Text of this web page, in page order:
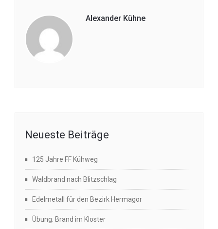
Alexander Kühne
Neueste Beiträge
125 Jahre FF Kühweg
Waldbrand nach Blitzschlag
Edelmetall für den Bezirk Hermagor
Übung: Brand im Kloster